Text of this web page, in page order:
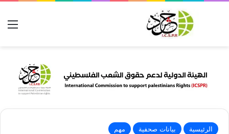
بحث عن
الرئيسية بيانات صحفية مهم